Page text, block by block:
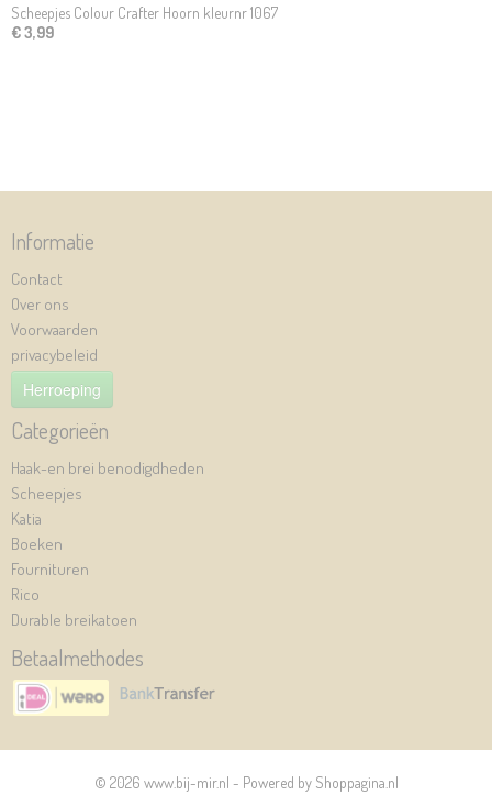
Scheepjes Colour Crafter Hoorn kleurnr 1067
€ 3,99
Informatie
Contact
Over ons
Voorwaarden
privacybeleid
Herroeping
Categorieën
Haak-en brei benodigdheden
Scheepjes
Katia
Boeken
Fournituren
Rico
Durable breikatoen
Betaalmethodes
© 2026 www.bij-mir.nl - Powered by Shoppagina.nl